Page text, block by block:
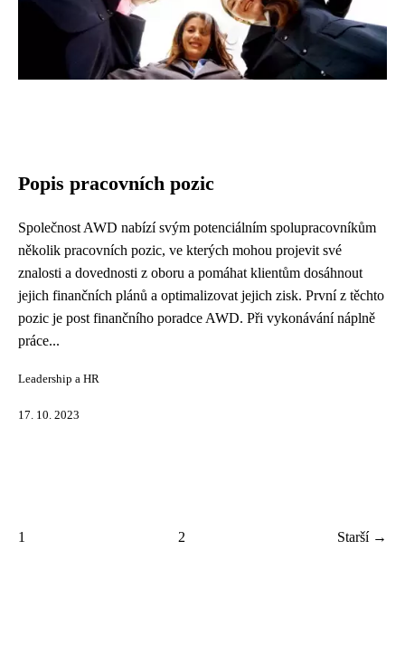
Popis pracovních pozic
Společnost AWD nabízí svým potenciálním spolupracovníkům
několik pracovních pozic, ve kterých mohou projevit své
znalosti a dovednosti z oboru a pomáhat klientům dosáhnout
jejich finančních plánů a optimalizovat jejich zisk. První z těchto
pozic je post finančního poradce AWD. Při vykonávání náplně
práce...
Leadership a HR
17. 10. 2023
1 2 Starší →